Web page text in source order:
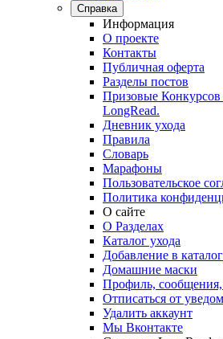
Справка
Информация
О проекте
Контакты
Публичная оферта
Разделы постов
Призовые
LongRead.
Дневник ухода
Правила
Словарь
Марафоны
Пользовательское
Политика
О сайте
О Разделах
Каталог ухода
Добавление в каталог
Домашние маски
Профиль, сообщения,
Отписаться от
Удалить аккаунт
Мы Вконтакте